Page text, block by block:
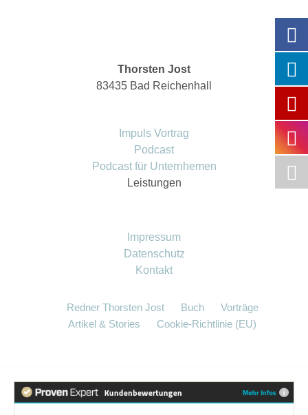
Thorsten Jost
83435 Bad Reichenhall
Impuls Vortrag
Podcast
Podcast für Unternhemen
Leistungen
Impressum
Datenschutz
Kontakt
Redner Thorsten Jost Buch
Vorträge
Artikel & Stories
Cookie-Richtlinie (EU)